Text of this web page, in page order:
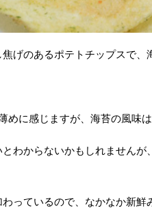
げのあるポテトチップスで
めに感じますが、海苔の風味
わからないかもしれません
っているので、なかなか新鮮